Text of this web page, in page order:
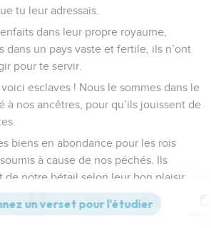
tu leur adressais.
dans leur propre royaume,
dans un pays vaste et fertile, ils n’ont
pour te servir.
esclaves ! Nous le sommes dans le
à nos ancêtres, pour qu’ils jouissent de
biens en abondance pour les rois
à cause de nos péchés. Ils
de notre bétail selon leur bon plaisir.
profonde détresse ! »
Commentaires Strong